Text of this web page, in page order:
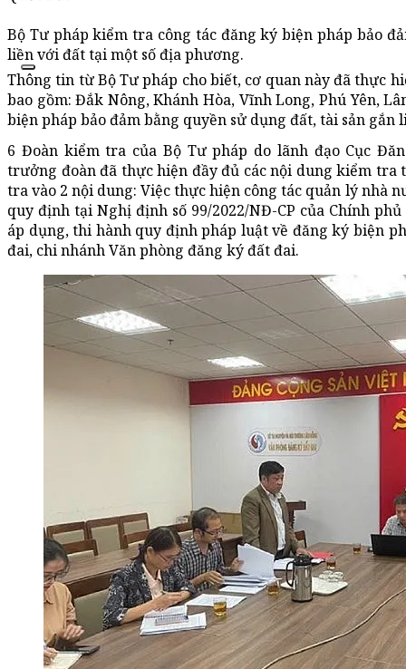
Bộ Tư pháp kiểm tra công tác đăng ký biện pháp bảo
liền với đất tại một số địa phương.
Thông tin từ Bộ Tư pháp cho biết, cơ quan này đã thực
bao gồm: Đắk Nông, Khánh Hòa, Vĩnh Long, Phú Yên,
biện pháp bảo đảm bằng quyền sử dụng đất, tài sản gắn
6 Đoàn kiểm tra của Bộ Tư pháp do lãnh đạo Cục
trưởng đoàn đã thực hiện đầy đủ các nội dung kiểm tra
tra vào 2 nội dung: Việc thực hiện công tác quản lý nhà
quy định tại Nghị định số 99/2022/NĐ-CP của Chính
áp dụng, thi hành quy định pháp luật về đăng ký biện
đai, chi nhánh Văn phòng đăng ký đất đai.